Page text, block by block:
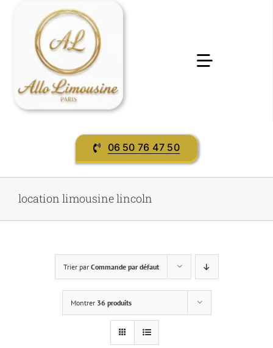
contenu
Toggle
Accueil
Préstations & services
Evènement
06 50 76 47 50
location limousine lincoln
Trier par Commande par défaut
Montrer 36 produits